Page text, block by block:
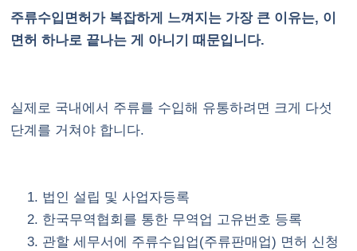
주류수입면허가 복잡하게 느껴지는 가장 큰 이유는, 이
면허 하나로 끝나는 게 아니기 때문입니다.
실제로 국내에서 주류를 수입해 유통하려면 크게 다섯
단계를 거쳐야 합니다.
법인 설립 및 사업자등록
한국무역협회를 통한 무역업 고유번호 등록
관할 세무서에 주류수입업(주류판매업) 면허 신청